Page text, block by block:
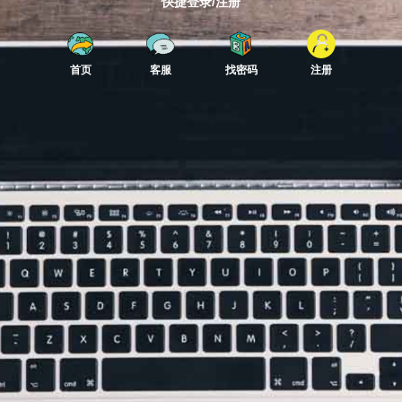
首页 客服 找密码 注册